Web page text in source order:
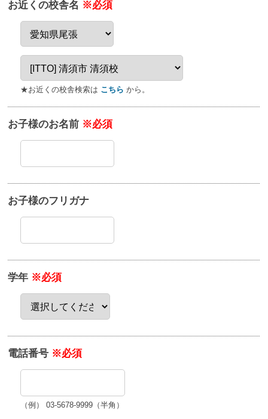
お近くの校舎名 ※必須
★お近くの校舎検索は こちら から。
お子様のお名前 ※必須
お子様のフリガナ
学年 ※必須
電話番号 ※必須
（例） 03-5678-9999（半角）